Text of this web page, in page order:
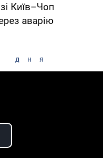
Київ–Чоп
аварію
дня
Video